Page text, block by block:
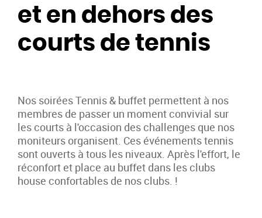
et en dehors des
courts de tennis
Nos soirées Tennis & buffet permettent à nos
membres de passer un moment convivial sur
les courts à l'occasion des challenges que nos
moniteurs organisent. Ces événements tennis
sont ouverts à tous les niveaux. Après l'effort, le
réconfort et place au buffet dans les clubs
house confortables de nos clubs. !